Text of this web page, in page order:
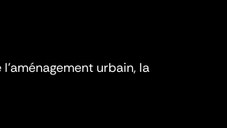
urbain, la